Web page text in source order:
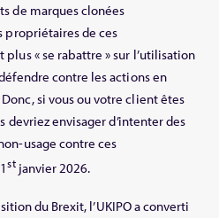
de marques clonées
propriétaires de ces
« se rabattre » sur l’utilisation
contre les actions en
si vous ou votre client êtes
devriez envisager d’intenter des
usage contre ces
stjanvier 2026.
du Brexit, l’UKIPO a converti